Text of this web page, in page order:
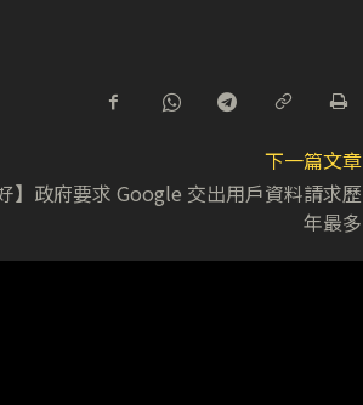
下一篇文章
】政府要求 Google 交出用戶資料請求歷
年最多